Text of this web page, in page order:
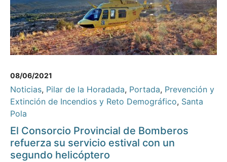
08/06/2021
Noticias, Pilar de la Horadada, Portada, Prevención y
Extinción de Incendios y Reto Demográfico, Santa
Pola
El Consorcio Provincial de Bomberos
refuerza su servicio estival con un
segundo helicóptero